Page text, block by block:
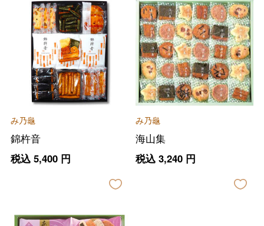
み乃龜
錦杵音
税込 5,400円
み乃龜
海山集
税込 3,240円